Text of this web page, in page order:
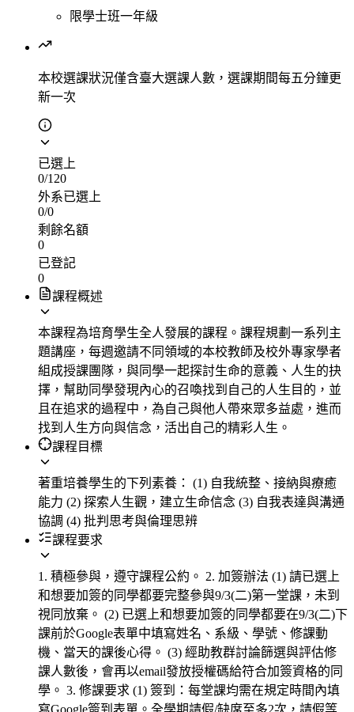
限學士班一年級
本校選課狀況僅含臺大選課人數，選課期間每五分鐘更
新一次
已選上
0/120
外系已選上
0/0
剩餘名額
0
已登記
0
課程概述
本課程為培育學生全人發展的課程。課程規劃一系列主
題講座，每週邀請不同領域的本校教師及校外專家學者
組成授課團隊，與同學一起探討生命的意義、人生的抉
擇，幫助同學發現內心的召喚找到自己的人生目的，並
且在追求的過程中，為自己與他人帶來眾多益處，進而
找到人生方向與信念，活出自己的精彩人生。
課程目標
著重培養學生的下列素養： (1) 自我統整、接納與療癒
能力 (2) 探索人生觀，建立生命信念 (3) 自我表達與溝通
協調 (4) 批判思考與倫理思辨
課程要求
1. 積極參與，遵守課程公約。 2. 加簽辦法 (1) 請已選上
和想要加簽的同學都要完整參與9/3(二)第一堂課，未到
視同放棄。 (2) 已選上和想要加簽的同學都要在9/3(二)下
課前於Google表單中填寫姓名、系級、學號、修課動
機、當天的課後心得。 (3) 經助教群討論篩選與評估修
課人數後，會再以email發放授權碼給符合加簽資格的同
學。 3. 修課要求 (1) 簽到：每堂課均需在規定時間內填
寫Google簽到表單。全學期請假/缺席至多2次，請假等